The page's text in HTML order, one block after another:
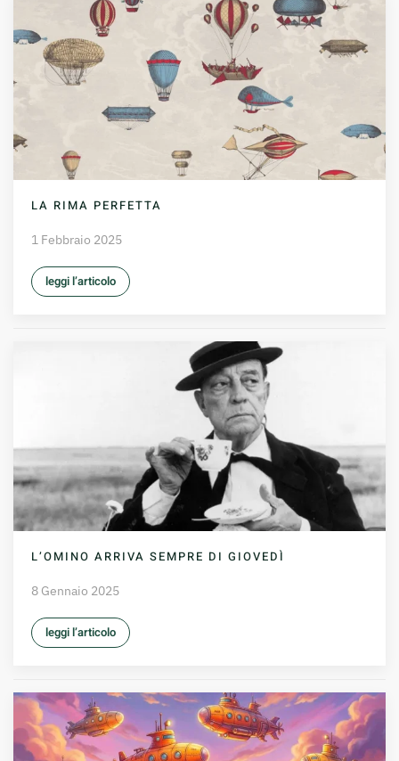
LA RIMA PERFETTA
1 Febbraio 2025
leggi l’articolo
L’OMINO ARRIVA SEMPRE DI GIOVEDÌ
8 Gennaio 2025
leggi l’articolo